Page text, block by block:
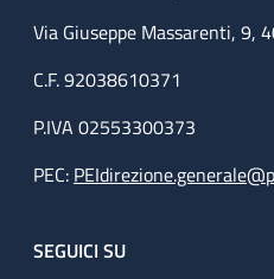
Via Giuseppe Massarenti, 9,
C.F. 92038610371
P.IVA 02553300373
PEC:
SEGUICI SU